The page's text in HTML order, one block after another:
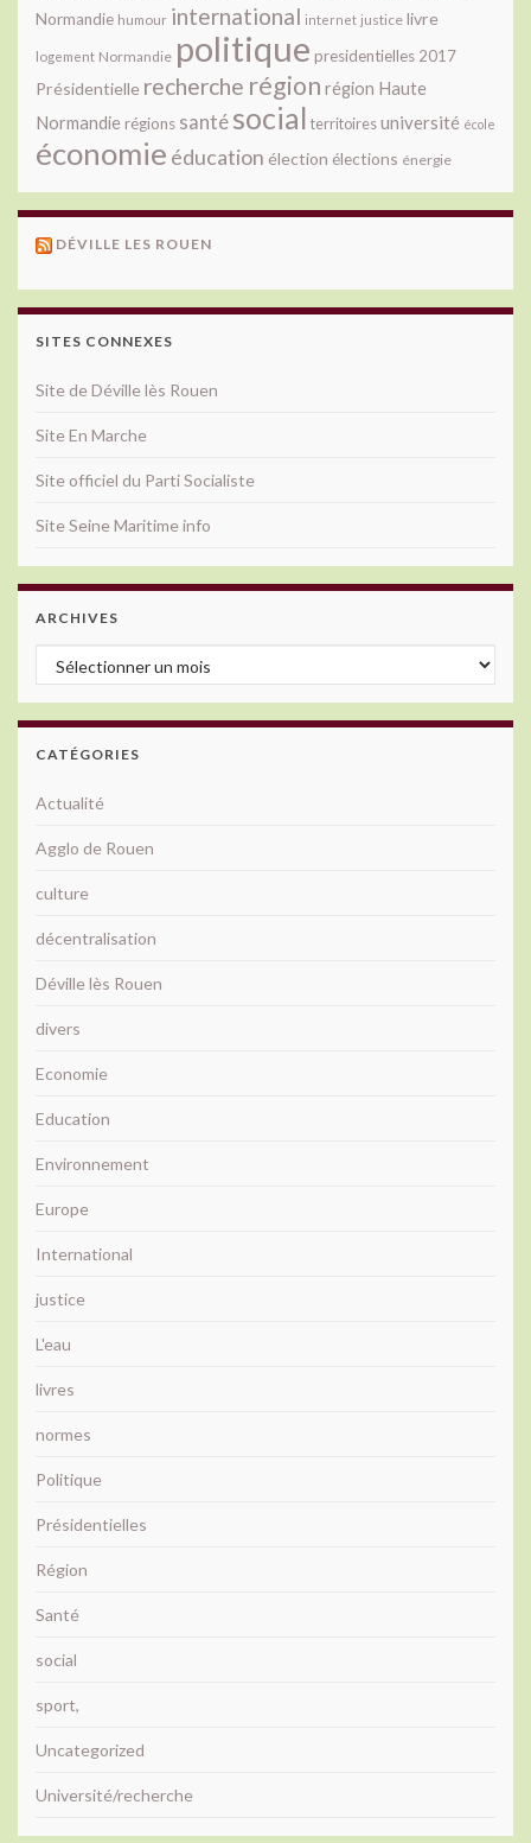
Normandie humour international internet justice livre
logement Normandie politique presidentielles 2017
Présidentielle recherche région région Haute
Normandie régions santésocial territoiresuniversité école
économie éducation élection élections énergie
DÉVILLE LES ROUEN
SITES CONNEXES
Site de Déville lès Rouen
Site En Marche
Site officiel du Parti Socialiste
Site Seine Maritime info
ARCHIVES
Archives
CATÉGORIES
Actualité
Agglo de Rouen
culture
décentralisation
Déville lès Rouen
divers
Economie
Education
Environnement
Europe
International
justice
L'eau
livres
normes
Politique
Présidentielles
Région
Santé
social
sport,
Uncategorized
Université/recherche